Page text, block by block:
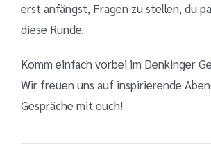
erst anfängst, Fragen zu stellen, du
diese Runde.
Komm einfach vorbei im Denkinger
Wir freuen uns auf inspirierende
Gespräche mit euch!